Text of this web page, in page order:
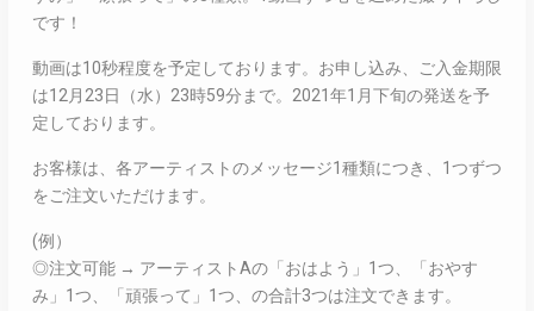
です！
動画は10秒程度を予定しております。お申し込み、ご入金期限
は12月23日（水）23時59分まで。2021年1月下旬の発送を予
定しております。
お客様は、各アーティストのメッセージ1種類につき、1つずつ
をご注文いただけます。
(例）
◎注文可能 → アーティストAの「おはよう」1つ、「おやす
み」1つ、「頑張って」1つ、の合計3つは注文できます。